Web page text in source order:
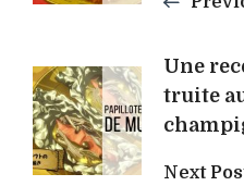
Une
truite
Next